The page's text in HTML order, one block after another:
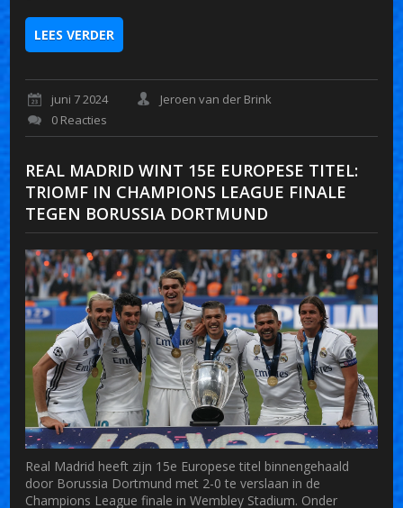
LEES VERDER
juni 7 2024
Jeroen van der Brink
0 Reacties
REAL MADRID WINT 15E EUROPESE TITEL:
TRIOMF IN CHAMPIONS LEAGUE FINALE
TEGEN BORUSSIA DORTMUND
Real Madrid heeft zijn 15e Europese titel binnengehaald
door Borussia Dortmund met 2-0 te verslaan in de
Champions League finale in Wembley Stadium. Onder